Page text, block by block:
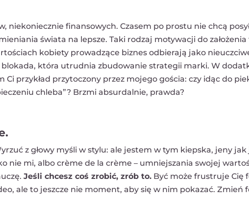
niekoniecznie finansowych. Czasem po prostu nie chcą
świata na lepsze. Taki rodzaj motywacji do
kobiety prowadzące biznes odbierają jako
blokada, która utrudnia zbudowanie strategii marki. W
przykład przytoczony przez mojego gościa: czy idąc do
chleba”? Brzmi absurdalnie, prawda?
z głowy myśli w stylu: ale jestem w tym kiepska, jeny jak
nie mi, albo crème de la crème – umniejszania swojej
Jeśli chcesz coś zrobić, zrób to.Być może frustruje Cię
ale to jeszcze nie moment, aby się w nim pokazać. Zmień